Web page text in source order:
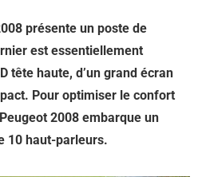
présente un poste de
est essentiellement
tête haute, d’un grand écran
Pour optimiser le confort
2008 embarque un
10 haut-parleurs.